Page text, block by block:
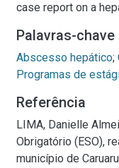
case report on a
Palavras-chave
Abscesso hepático;
Programas de
Referência
LIMA, Danielle
Obrigatório (ESO),
município de